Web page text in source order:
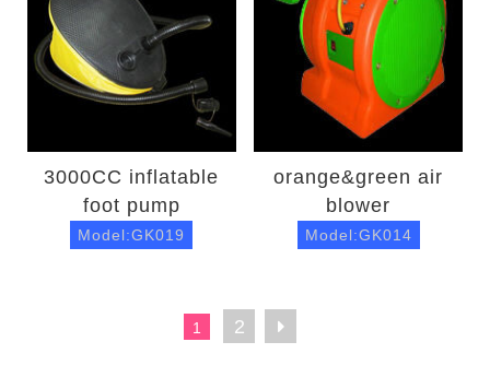
3000CC inflatable
foot pump
Model:GK019
orange&green air
blower
Model:GK014
1 2